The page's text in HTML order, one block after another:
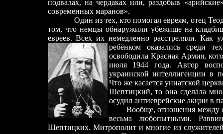
подвалах, на чердаках или, раздобыв
современных маранов».
Один из тех, кто помогал евреям, отец
том, что немцы обнаружили убежище на
евреев. Всех их немедленно расстреляли. Как
ребёнком оказались среди
освободила Красная Армия,
июля 1944 года. Автор
украинской интеллигенции в
Что же касается униатской
Шептицкий, то она сделала
осудил антиеврейские акции в
Вообще, отношения между
весьма любопытными.
Шептицких. Митрополит и многие из